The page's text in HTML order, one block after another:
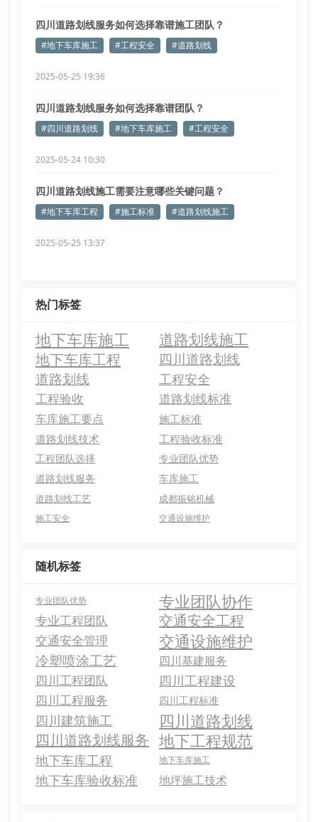
四川道路划线服务如何选择靠谱施工团队？
#地下车库施工 #工程安全 #道路划线
2025-05-25 19:36
四川道路划线服务如何选择靠谱团队？
#四川道路划线 #地下车库施工 #工程安全
2025-05-24 10:30
四川道路划线施工需要注意哪些关键问题？
#地下车库工程 #施工标准 #道路划线施工
2025-05-25 13:37
热门标签
地下车库施工
道路划线施工
地下车库工程
四川道路划线
道路划线 工程安全
工程验收 道路划线标准
车库施工要点
施工标准
道路划线技术
工程验收标准
工程团队选择
专业团队优势
道路划线服务
车库施工
道路划线工艺 成都振铭机械
施工安全 交通设施维护
随机标签
专业团队优势 专业团队协作
专业工程团队 交通安全工程
交通安全管理 交通设施维护
冷塑喷涂工艺 四川基建服务
四川工程团队 四川工程建设
四川工程服务 四川工程标准
四川建筑施工 四川道路划线
四川道路划线服务 地下工程规范
地下车库工程 地下车库施工
地下车库验收标准 地坪施工技术